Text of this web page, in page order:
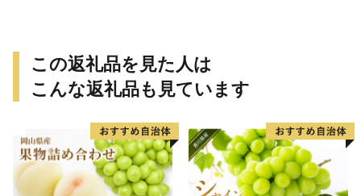
この返礼品を見た人は
こんな返礼品も見ています